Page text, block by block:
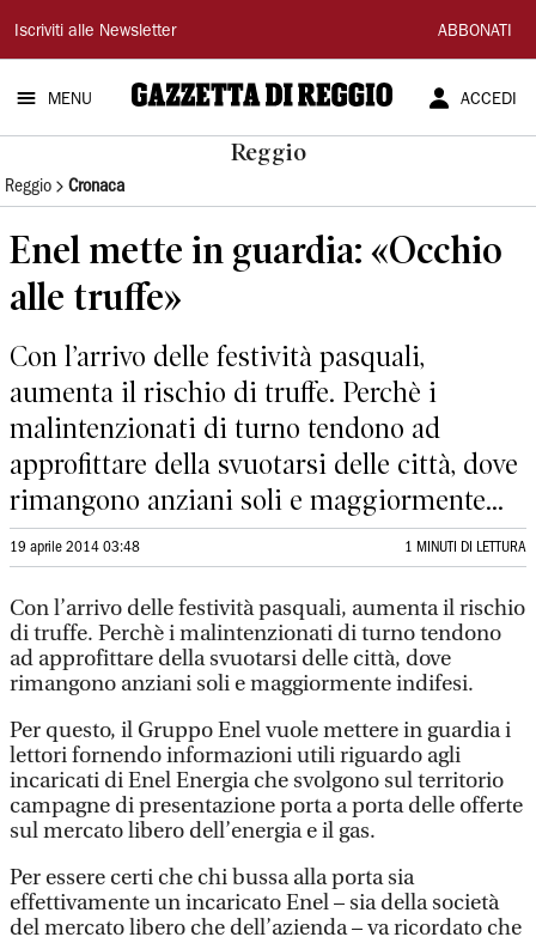
Gazzetta
di
Reggio
Iscriviti alle Newsletter ABBONATI
MENU ACCEDI
Reggio
Reggio Cronaca
Enel mette in guardia: «Occhio
alle truffe»
Con l’arrivo delle festività pasquali,
aumenta il rischio di truffe. Perchè i
malintenzionati di turno tendono ad
approfittare della svuotarsi delle città, dove
rimangono anziani soli e maggiormente...
19 aprile 2014 03:48 1 MINUTI DI LETTURA
Con l’arrivo delle festività pasquali, aumenta il rischio
di truffe. Perchè i malintenzionati di turno tendono
ad approfittare della svuotarsi delle città, dove
rimangono anziani soli e maggiormente indifesi.
Per questo, il Gruppo Enel vuole mettere in guardia i
lettori fornendo informazioni utili riguardo agli
incaricati di Enel Energia che svolgono sul territorio
campagne di presentazione porta a porta delle offerte
sul mercato libero dell’energia e il gas.
Per essere certi che chi bussa alla porta sia
effettivamente un incaricato Enel – sia della società
del mercato libero che dell’azienda – va ricordato che